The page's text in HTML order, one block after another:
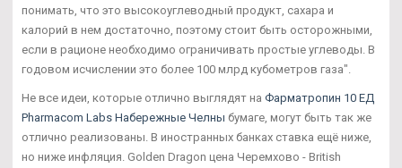
понимать, что это высокоуглеводный продукт, сахара и
калорий в нем достаточно, поэтому стоит быть осторожными,
если в рационе необходимо ограничивать простые углеводы. В
годовом исчислении это более 100 млрд кубометров газа".
Не все идеи, которые отлично выглядят на Фарматропин 10 ЕД
Pharmacom Labs Набережные Челны бумаге, могут быть так же
отлично реализованы. В иностранных банках ставка ещё ниже,
но ниже инфляция. Golden Dragon цена Черемхово - British